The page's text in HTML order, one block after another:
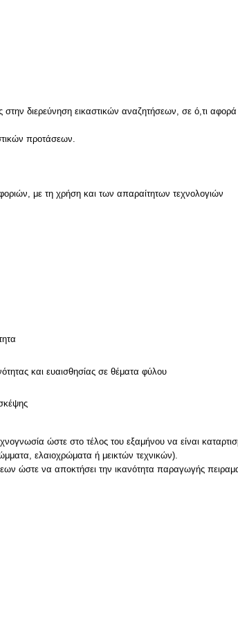
στην διερεύνηση εικαστικών αναζητήσεων, σε ό,τι
προτάσεων.
με τη χρήση και των απαραίτητων τεχνολογιών
και ευαισθησίας σε θέματα φύλου
ώστε στο τέλος του εξαμήνου να είναι
ελαιοχρώματα ή μεικτών τεχνικών).
ώστε να αποκτήσει την ικανότητα παραγωγής